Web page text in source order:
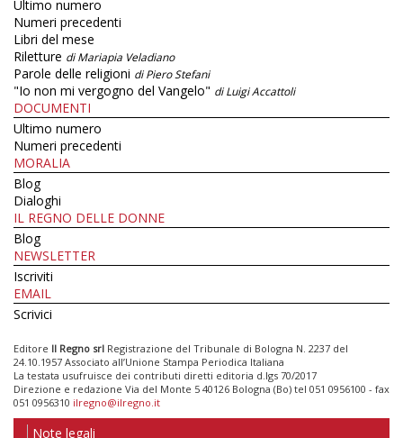
Ultimo numero
Numeri precedenti
Libri del mese
Riletture di Mariapia Veladiano
Parole delle religioni di Piero Stefani
"Io non mi vergogno del Vangelo" di Luigi Accattoli
DOCUMENTI
Ultimo numero
Numeri precedenti
MORALIA
Blog
Dialoghi
IL REGNO DELLE DONNE
Blog
NEWSLETTER
Iscriviti
EMAIL
Scrivici
Editore Il Regno srl Registrazione del Tribunale di Bologna N. 2237 del
24.10.1957 Associato all’Unione Stampa Periodica Italiana
La testata usufruisce dei contributi diretti editoria d.lgs 70/2017
Direzione e redazione Via del Monte 5 40126 Bologna (Bo) tel 051 0956100 - fax
051 0956310 ilregno@ilregno.it
Note legali